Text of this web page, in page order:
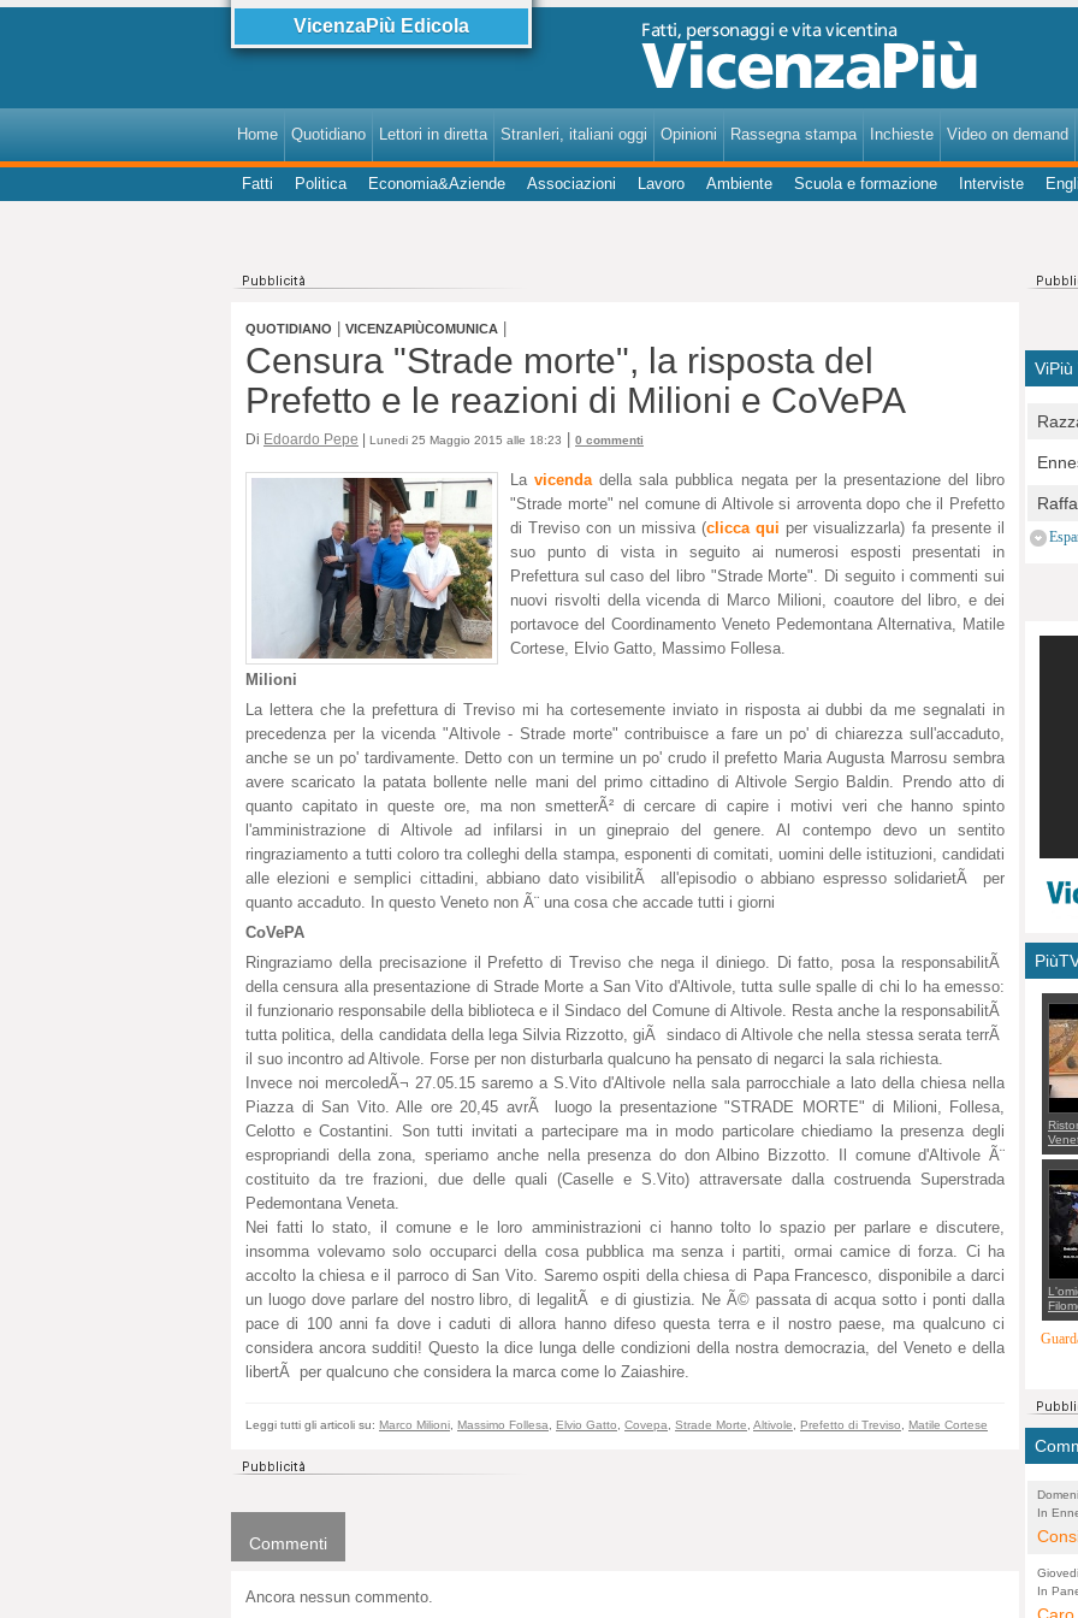
VicenzaPiù Edicola
Home Quotidiano Lettori in diretta StranIeri, italiani oggi Opinioni Rassegna stampa Inchieste Video on demand
Fatti Politica Economia&Aziende Associazioni Lavoro Ambiente Scuola e formazione Interviste
QUOTIDIANO VICENZAPIÙCOMUNICA
Censura "Strade morte", la risposta del
Prefetto e le reazioni di Milioni e CoVePA
Di Edoardo Pepe | Lunedi 25 Maggio 2015 alle 18:23 0 commenti
Lavicendadella sala pubblica negata per la presentazione del libro
"Strade morte" nel comune di Altivole si arroventa dopo che il Prefetto
di Treviso con un missiva (clicca qui per visualizzarla) fa presente il
suo punto di vista in seguito ai numerosi esposti presentati in
Prefettura sul caso del libro "Strade Morte". Di seguito i commenti sui
nuovi risvolti della vicenda di Marco Milioni, coautore del libro, e dei
portavoce del Coordinamento Veneto Pedemontana Alternativa, Matile
Cortese, Elvio Gatto, Massimo Follesa.
Milioni
La lettera che la prefettura di Treviso mi ha cortesemente inviato in risposta ai dubbi da me segnalati in
precedenza per la vicenda "Altivole - Strade morte" contribuisce a fare un po' di chiarezza sull'accaduto,
anche se un po' tardivamente. Detto con un termine un po' crudo il prefetto Maria Augusta Marrosu sembra
avere scaricato la patata bollente nelle mani del primo cittadino di Altivole Sergio Baldin. Prendo atto di
quanto capitato in queste ore, ma non smetterÃ² di cercare di capire i motivi veri che hanno spinto
l'amministrazione di Altivole ad infilarsi in un ginepraio del genere. Al contempo devo un sentito
ringraziamento a tutti coloro tra colleghi della stampa, esponenti di comitati, uomini delle istituzioni, candidati
alle elezioni e semplici cittadini, abbiano dato visibilitÃ all'episodio o abbiano espresso solidarietÃ per
quanto accaduto. In questo Veneto non Ã¨ una cosa che accade tutti i giorni
CoVePA
Ringraziamo della precisazione il Prefetto di Treviso che nega il diniego. Di fatto, posa la responsabilitÃ
della censura alla presentazione di Strade Morte a San Vito d'Altivole, tutta sulle spalle di chi lo ha emesso:
il funzionario responsabile della biblioteca e il Sindaco del Comune di Altivole. Resta anche la responsabilitÃ
tutta politica, della candidata della lega Silvia Rizzotto, giÃ sindaco di Altivole che nella stessa serata terrÃ
il suo incontro ad Altivole. Forse per non disturbarla qualcuno ha pensato di negarci la sala richiesta.
Invece noi mercoledÃ¬ 27.05.15 saremo a S.Vito d'Altivole nella sala parrocchiale a lato della chiesa nella
Piazza di San Vito. Alle ore 20,45 avrÃ luogo la presentazione "STRADE MORTE" di Milioni, Follesa,
Celotto e Costantini. Son tutti invitati a partecipare ma in modo particolare chiediamo la presenza degli
espropriandi della zona, speriamo anche nella presenza do don Albino Bizzotto. Il comune d'Altivole Ã¨
costituito da tre frazioni, due delle quali (Caselle e S.Vito) attraversate dalla costruenda Superstrada
Pedemontana Veneta.
Nei fatti lo stato, il comune e le loro amministrazioni ci hanno tolto lo spazio per parlare e discutere,
insomma volevamo solo occuparci della cosa pubblica ma senza i partiti, ormai camice di forza. Ci ha
accolto la chiesa e il parroco di San Vito. Saremo ospiti della chiesa di Papa Francesco, disponibile a darci
un luogo dove parlare del nostro libro, di legalitÃ e di giustizia. Ne Ã© passata di acqua sotto i ponti dalla
pace di 100 anni fa dove i caduti di allora hanno difeso questa terra e il nostro paese, ma qualcuno ci
considera ancora sudditi! Questo la dice lunga delle condizioni della nostra democrazia, del Veneto e della
libertÃ per qualcuno che considera la marca come lo Zaiashire.
Leggi tutti gli articoli su: Marco Milioni, Massimo Follesa, Elvio Gatto, Covepa, Strade Morte, Altivole, Prefetto di Treviso, Matile Cortese
Commenti
Ancora nessun commento.
ViPiù
per
E
con
In
In